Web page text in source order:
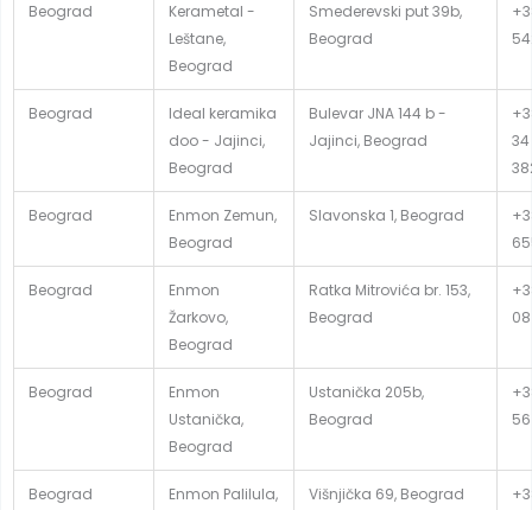
Beograd
Kerametal -
Leštane,
Beograd
Smederevski put 39b,
Beograd
Beograd
Ideal keramika
doo - Jajinci,
Beograd
Bulevar JNA 144 b -
Jajinci, Beograd
34
Beograd
Enmon Zemun,
Beograd
Slavonska 1, Beograd
Beograd
Enmon
Žarkovo,
Beograd
Ratka Mitrovića br. 153,
Beograd
Beograd
Enmon
Ustanička,
Beograd
Ustanička 205b,
Beograd
Beograd
Enmon Palilula,
Višnjička 69, Beograd